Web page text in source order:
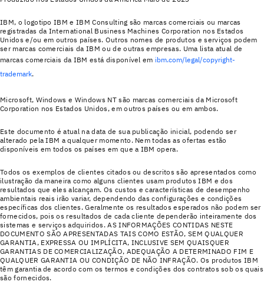
IBM, o logotipo IBM e IBM Consulting são marcas comerciais ou marcas
registradas da International Business Machines Corporation nos Estados
Unidos e/ou em outros países. Outros nomes de produtos e serviços podem
ser marcas comerciais da IBM ou de outras empresas. Uma lista atual de
marcas comerciais da IBM está disponível em ibm.com/legal/copyright-
trademark.
Microsoft, Windows e Windows NT são marcas comerciais da Microsoft
Corporation nos Estados Unidos, em outros países ou em ambos.
Este documento é atual na data de sua publicação inicial, podendo ser
alterado pela IBM a qualquer momento. Nem todas as ofertas estão
disponíveis em todos os países em que a IBM opera.
Todos os exemplos de clientes citados ou descritos são apresentados como
ilustração da maneira como alguns clientes usam produtos IBM e dos
resultados que eles alcançam. Os custos e características de desempenho
ambientais reais irão variar, dependendo das configurações e condições
específicas dos clientes. Geralmente os resultados esperados não podem ser
fornecidos, pois os resultados de cada cliente dependerão inteiramente dos
sistemas e serviços adquiridos. AS INFORMAÇÕES CONTIDAS NESTE
DOCUMENTO SÃO APRESENTADAS TAIS COMO ESTÃO, SEM QUALQUER
GARANTIA, EXPRESSA OU IMPLÍCITA, INCLUSIVE SEM QUAISQUER
GARANTIAS DE COMERCIALIZAÇÃO, ADEQUAÇÃO A DETERMINADO FIM E
QUALQUER GARANTIA OU CONDIÇÃO DE NÃO INFRAÇÃO. Os produtos IBM
têm garantia de acordo com os termos e condições dos contratos sob os quais
são fornecidos.